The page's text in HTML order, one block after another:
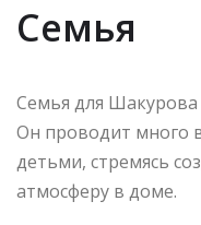
Семья
Семья для Шакурова
Он проводит много
детьми, стремясь
атмосферу в доме.